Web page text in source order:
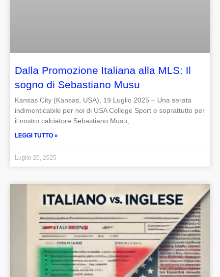
Dalla Promozione Italiana alla MLS: Il
sogno di Sebastiano Musu
Kansas City (Kansas, USA), 19 Luglio 2025 – Una serata
indimenticabile per noi di USA College Sport e soprattutto per
il nostro calciatore Sebastiano Musu,
LEGGI TUTTO »
Luglio 20, 2025